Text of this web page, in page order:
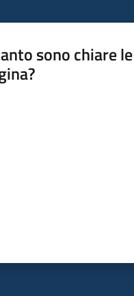
sono chiare